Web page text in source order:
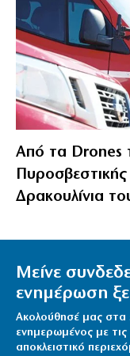
Από τα Drones
Πυροσβεστικής
Δρακουλίνια
Μείνε
ενημέρωση
Ακολούθησέ μας στα
ενημερωμένος με τις
αποκλειστικό